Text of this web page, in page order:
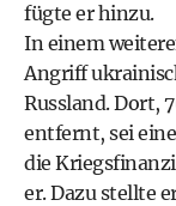
fügte er hinzu.
In einem
Angriff
Russland. Dort,
entfernt, sei
die
er. Dazu stellte